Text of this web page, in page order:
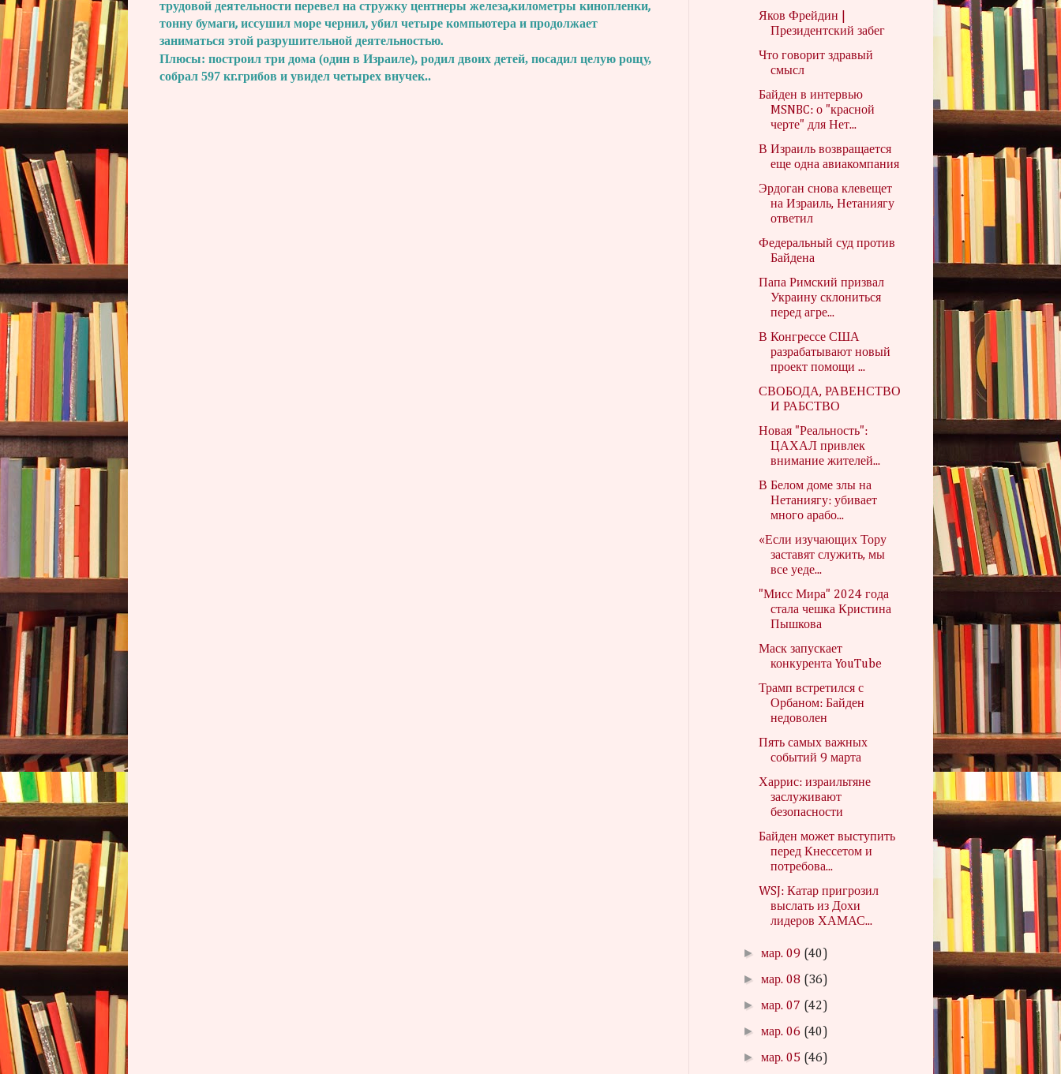
трудовой деятельности перевел на стружку центнеры железа,километры кинопленки,
тонну бумаги, иссушил море чернил, убил четыре компьютера и продолжает
заниматься этой разрушительной деятельностью.
Плюсы: построил три дома (один в Израиле), родил двоих детей, посадил целую рощу,
собрал 597 кг.грибов и увидел четырех внучек..
Яков Фрейдин |
Президентский забег
Что говорит здравый
смысл
Байден в интервью
MSNBC: о "красной
черте" для Нет...
В Израиль возвращается
еще одна авиакомпания
Эрдоган снова клевещет
на Израиль, Нетаниягу
ответил
Федеральный суд против
Байдена
Папа Римский призвал
Украину склониться
перед агре...
В Конгрессе США
разрабатывают новый
проект помощи ...
СВОБОДА, РАВЕНСТВО
И РАБСТВО
Новая "Реальность":
ЦАХАЛ привлек
внимание жителей...
В Белом доме злы на
Нетаниягу: убивает
много арабо...
«Если изучающих Тору
заставят служить, мы
все уеде...
"Мисс Мира" 2024 года
стала чешка Кристина
Пышкова
Маск запускает
конкурента YouTube
Трамп встретился с
Орбаном: Байден
недоволен
Пять самых важных
событий 9 марта
Харрис: израильтяне
заслуживают
безопасности
Байден может выступить
перед Кнессетом и
потребова...
WSJ: Катар пригрозил
выслать из Дохи
лидеров ХАМАС...
►мар. 09 (40)
►мар. 08 (36)
►мар. 07 (42)
►мар. 06 (40)
►мар. 05 (46)